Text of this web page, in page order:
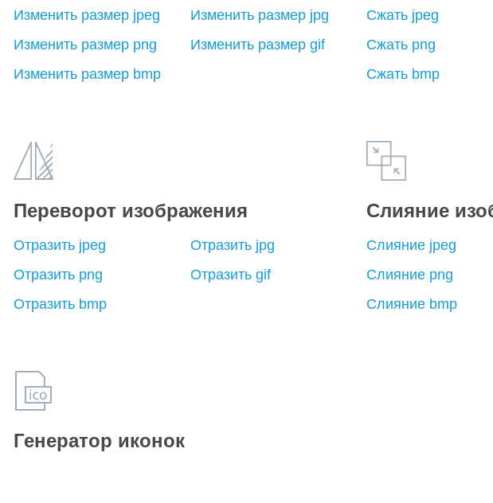
Изменить размер jpeg
Изменить размер jpg
Изменить размер png
Изменить размер gif
Изменить размер bmp
Сжать jpeg
Сжать png
Сжать bmp
Переворот изображения
Отразить jpeg
Отразить jpg
Отразить png
Отразить gif
Отразить bmp
Слияние
Слияние jpeg
Слияние png
Слияние bmp
Генератор иконок